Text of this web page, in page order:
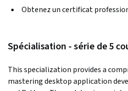
Obtenez un certificat
Spécialisation - série de 5
This specialization provides a
mastering desktop application